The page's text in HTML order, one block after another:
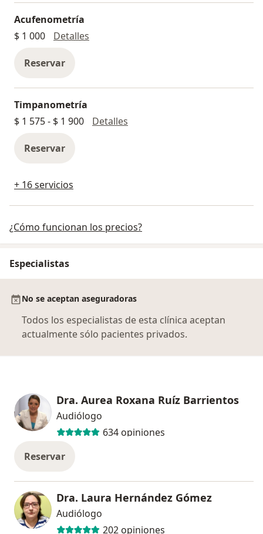
Acufenometría
$ 1 000
Detalles
Reservar
Timpanometría
$ 1 575 - $ 1 900
Detalles
Reservar
+ 16 servicios
¿Cómo funcionan los precios?
Especialistas
No se aceptan aseguradoras
Todos los especialistas de esta clínica aceptan
actualmente sólo pacientes privados.
Dra. Aurea Roxana Ruíz Barrientos
Audiólogo
634 opiniones
Reservar
Dra. Laura Hernández Gómez
Audiólogo
202 opiniones